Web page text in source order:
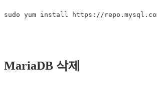
MariaDB 삭제